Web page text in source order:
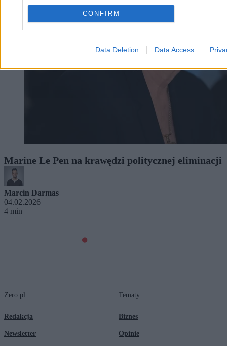
CONFIRM
Data Deletion Data Access
Marine Le Pen na krawędzi politycznej eliminacji
Marcin Darmas
04.02.2026
4 min
Zero.pl
Redakcja
Newsletter
Tematy
Biznes
Opinie